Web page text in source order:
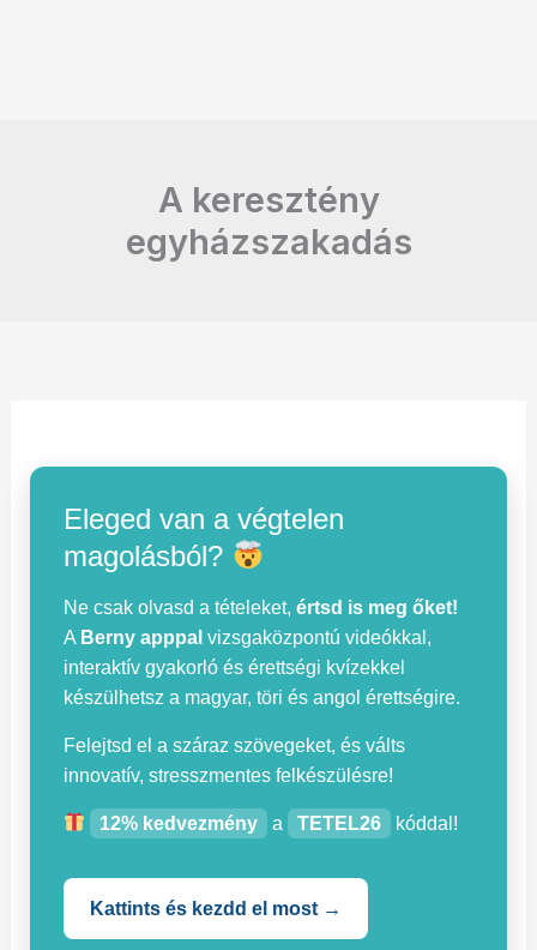
A keresztény
egyházszakadás
Eleged van a végtelen
magolásból?
Ne csak olvasd a tételeket,értsd is meg őket!
A Berny apppal vizsgaközpontú videókkal,
interaktív gyakorló és érettségi kvízekkel
készülhetsz a magyar, töri és angol érettségire.
Felejtsd el a száraz szövegeket, és válts
innovatív, stresszmentes felkészülésre!
12% kedvezmény a TETEL26 kóddal!
Kattints és kezdd el most →